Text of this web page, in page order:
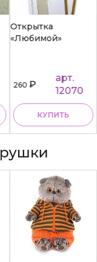
Открытка
«Любимой»
260₽
арт.
12070
КУПИТЬ